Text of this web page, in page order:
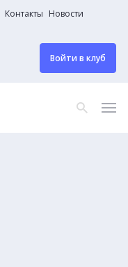
Контакты Новости
Войти в клуб